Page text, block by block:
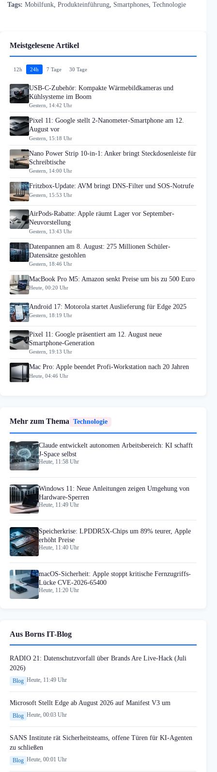
Tags: Mobilfunk Produkteinführung Smartphones Technologie
Meistgelesene Artikel
12h 24h 7 Tage 30 Tage
USB-C-Zubehör: Kompakte Wärmebildkameras und
Kühlsysteme im Boom
Gestern, 14:42 Uhr
Pixel 11: Google stellt 2-Nanometer-Smartphone am 12.
August vor
Gestern, 15:18 Uhr
Nano Power Strip 10-in-1: Anker bringt Steckdosenleiste für
Schreibtische
Gestern, 14:00 Uhr
Fritzbox-Update: AVM bringt DNS-Filter und SOS-Notrufe
Gestern, 15:53 Uhr
AirPods-Rabatte: Apple räumt Lager vor September-
Neuvorstellung
Gestern, 13:43 Uhr
Datenpannen am 8. August: 275 Millionen Schüler-
Datensätze gestohlen
Gestern, 18:46 Uhr
MacBook Pro M5: Amazon senkt Preise um bis zu 500 Euro
Heute, 00:20 Uhr
Android 17: Motorola startet Auslieferung für Edge 2025
Gestern, 18:19 Uhr
Pixel 11: Google präsentiert am 12. August neue
Smartphone-Generation
Gestern, 19:13 Uhr
Mac Pro: Apple beendet Profi-Workstation nach 20 Jahren
Heute, 04:46 Uhr
Mehr zum Thema Technologie
Claude entwickelt autonomen Arbeitsbereich: KI schafft
J-Space selbst
Heute, 11:58 Uhr
Windows 11: Neue Anleitungen zeigen Umgehung von
Hardware-Sperren
Heute, 11:49 Uhr
Speicherkrise: LPDDR5X-Chips um 89% teurer, Apple
erhöht Preise
Heute, 11:40 Uhr
macOS-Sicherheit: Apple stoppt kritische Fernzugriffs-
Lücke CVE-2026-65400
Heute, 11:20 Uhr
Aus Borns IT-Blog
RADIO 21: Datenschutzvorfall über Brands Are Live-Hack (Juli
2026)
Blog Heute, 11:49 Uhr
Microsoft Stellt Edge ab August 2026 auf Manifest V3 um
Blog Heute, 00:03 Uhr
SANS Institute rät Sicherheitsteams, offene Türen für KI-Agenten
zu schließen
Blog Heute, 00:01 Uhr